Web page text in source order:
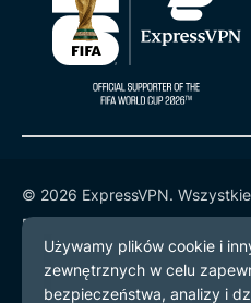
© 2026 ExpressVPN.
Polityka prywatności
Warunki użytkowania
preferencje plików cookie